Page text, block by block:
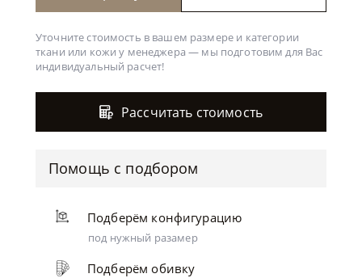
Уточните стоимость в вашем размере и категории
ткани или кожи у менеджера — мы подготовим для Вас
индивидуальный расчет!
Рассчитать стоимость
Помощь с подбором
Подберём конфигурацию
под нужный разамер
Подберём обивку